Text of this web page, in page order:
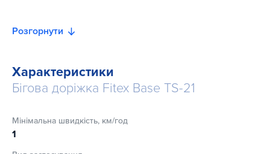
підбором оснащення для спортивного залу або фітнес
клубу. Fitex Base TS-21 відрізняється такими якостями, як
ергономіка і технічні характеристики. Поєднання, яке
гарантує, що ви отримаєте в своє розпорядження
тренажер, який оцінить кожен ваш клієнт.
Одне з основних переваг Fitex Base TS-21 - це високі
показники потужності. Максимальна закладена швидкість
Розгорнути
Характеристики
Бігова доріжка Fitex Base TS-21
Мінімальна швидкість, км/год
1